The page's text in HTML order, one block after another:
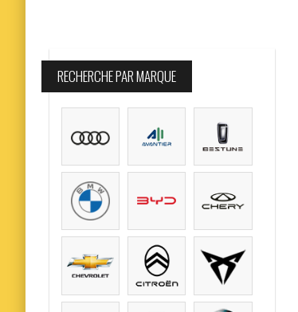
RECHERCHE PAR MARQUE